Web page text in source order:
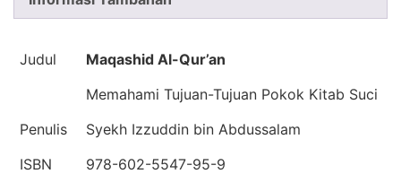
Judul
Maqashid Al-Qur’an
Memahami Tujuan-Tujuan Pokok Kitab Suci
Penulis
Syekh Izzuddin bin Abdussalam
ISBN
978-602-5547-95-9